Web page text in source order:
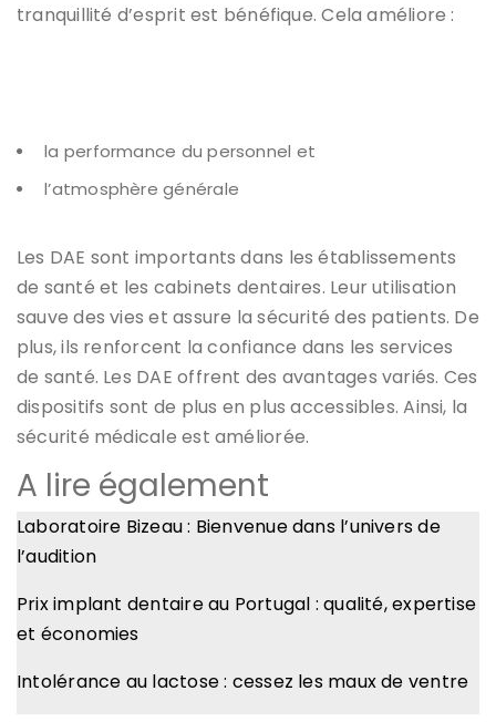
tranquillité d’esprit est bénéfique. Cela améliore :
la performance du personnel et
l’atmosphère générale
Les DAE sont importants dans les établissements
de santé et les cabinets dentaires. Leur utilisation
sauve des vies et assure la sécurité des patients. De
plus, ils renforcent la confiance dans les services
de santé. Les DAE offrent des avantages variés. Ces
dispositifs sont de plus en plus accessibles. Ainsi, la
sécurité médicale est améliorée.
A lire également
Laboratoire Bizeau : Bienvenue dans l’univers de
l’audition
Prix implant dentaire au Portugal : qualité, expertise
et économies
Intolérance au lactose : cessez les maux de ventre